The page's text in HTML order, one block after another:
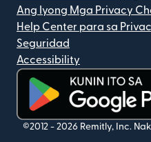
Ang Iyong Mga Privacy
Help Center para sa
Seguridad
Accessibility
(bubukas sa bagong
©2012 - 2026 Remitly, Inc.